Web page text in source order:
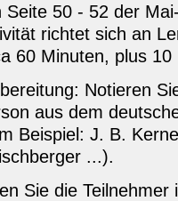
Seite 50 - 52 der
richtet sich an
60 Minuten, plus
Notieren
aus dem
Beispiel: J. B.
...).
Sie die